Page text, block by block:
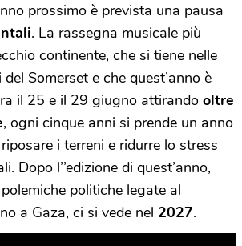
prossimo è prevista una pausa
. La rassegna musicale più
continente, che si tiene nelle
Somerset e che quest’anno è
il 25 e il 29 giugno attirando oltre
, ogni cinque anni si prende un anno
i terreni e ridurre lo stress
Dopo l’’edizione di quest’anno,
politiche legate al
a Gaza, ci si vede nel 2027.